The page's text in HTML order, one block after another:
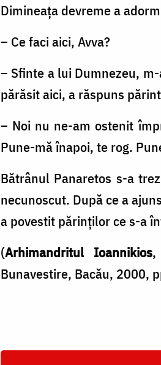
Dimineaţa devreme a
– Ce faci aici, Avva?
– Sfinte a lui Dumnezeu,
părăsit aici, a răspuns
– Noi nu ne-am ostenit
Pune-mă înapoi, te rog.
Bătrânul Panaretos s-a
necunoscut. După ce a
a povestit părinţilor ce s-a
(Arhimandritul Ioannikios,
Bunavestire, Bacău, 2000,